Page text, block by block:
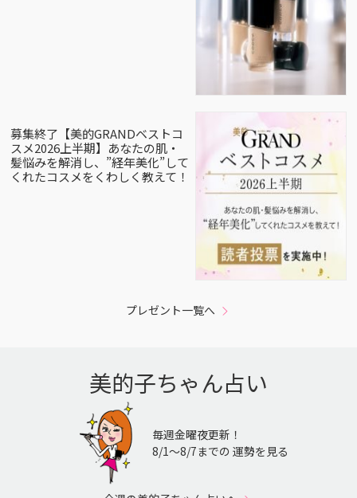
募集終了【美的GRANDベストコ
スメ2026上半期】あなたの肌・
髪悩みを解消し、”経年美化”して
くれたコスメをくわしく教えて！
プレゼント一覧へ
美的子ちゃん占い
毎週金曜夜更新！
8/1〜8/7までの 運勢を見る